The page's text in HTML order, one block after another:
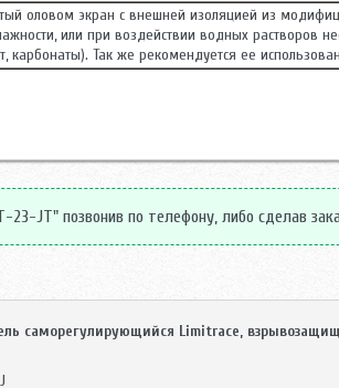
оловом экран с внешней изоляцией из
или при воздействии водных растворов
карбонаты). Так же рекомендуется ее
JT" позвонив по телефону, либо сделав
саморегулирующийся Limitrace,